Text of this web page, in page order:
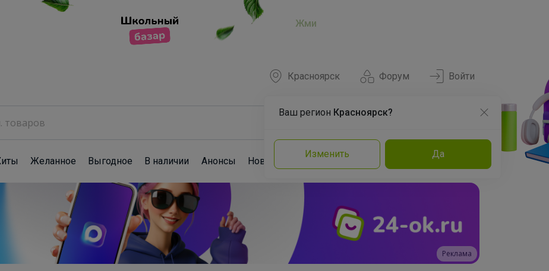
Жми
Форум
Красноярск
Ваш регион Красноярск?
Изменить Да
Войти
Желанное Выгодное В наличии Анонсы Новости Команда Эксперты
Реклама